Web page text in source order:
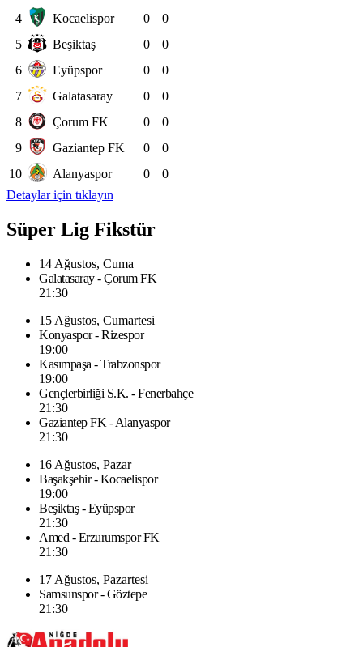
4
Kocaelispor 0
0
5
Beşiktaş 0
0
6
Eyüpspor 0
0
7
Galatasaray 0
0
8
Çorum FK 0
0
9
Gaziantep FK 0
0
10
Alanyaspor 0
0
Detaylar için tıklayın
Süper Lig Fikstür
14 Ağustos, Cuma
Galatasaray - Çorum FK
21:30
15 Ağustos, Cumartesi
Konyaspor - Rizespor
19:00
Kasımpaşa - Trabzonspor
19:00
Gençlerbirliği S.K. - Fenerbahçe
21:30
Gaziantep FK - Alanyaspor
21:30
16 Ağustos, Pazar
Başakşehir - Kocaelispor
19:00
Beşiktaş - Eyüpspor
21:30
Amed - Erzurumspor FK
21:30
17 Ağustos, Pazartesi
Samsunspor - Göztepe
21:30